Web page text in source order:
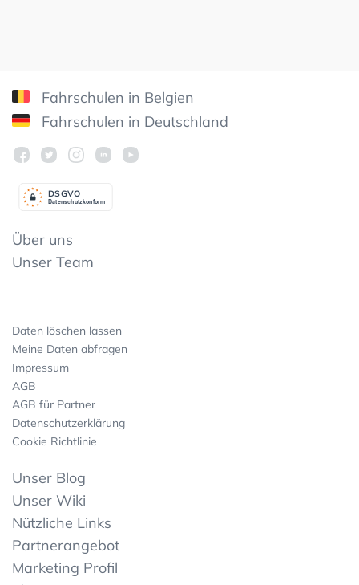
Fahrschulen in Belgien
Fahrschulen in Deutschland
Datenschutzkonform
DSGVO
Über uns
Unser Team
Daten löschen lassen
Meine Daten abfragen
Impressum
AGB
AGB für Partner
Datenschutzerklärung
Cookie Richtlinie
Unser Blog
Unser Wiki
Nützliche Links
Partnerangebot
Marketing Profil